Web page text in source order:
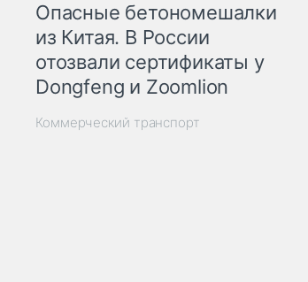
Опасные бетономешалки
из Китая. В России
отозвали сертификаты у
Dongfeng и Zoomlion
Коммерческий транспорт